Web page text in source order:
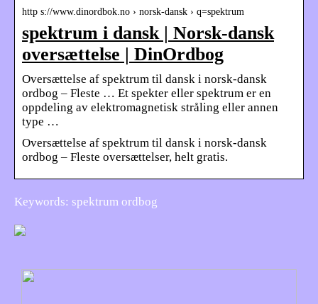
http s://www.dinordbok.no › norsk-dansk › q=spektrum
spektrum i dansk | Norsk-dansk
oversættelse | DinOrdbog
Oversættelse af spektrum til dansk i norsk-dansk
ordbog – Fleste … Et spekter eller spektrum er en
oppdeling av elektromagnetisk stråling eller annen
type …
Oversættelse af spektrum til dansk i norsk-dansk
ordbog – Fleste oversættelser, helt gratis.
Keywords: spektrum ordbog